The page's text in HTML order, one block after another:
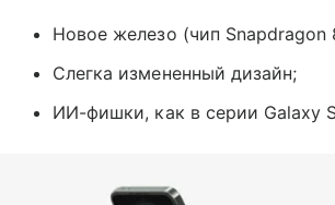
Новое железо (чип Snapdragon
Слегка измененный дизайн;
ИИ-фишки, как в серии Galaxy